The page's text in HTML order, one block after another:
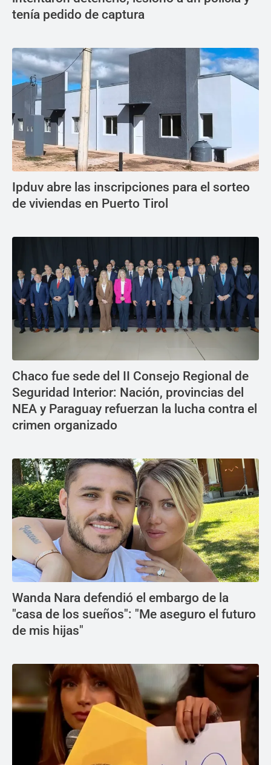
tenía pedido de captura
Ipduv abre las inscripciones para el sorteo
de viviendas en Puerto Tirol
Chaco fue sede del II Consejo Regional de
Seguridad Interior: Nación, provincias del
NEA y Paraguay refuerzan la lucha contra el
crimen organizado
Wanda Nara defendió el embargo de la
"casa de los sueños": "Me aseguro el futuro
de mis hijas"